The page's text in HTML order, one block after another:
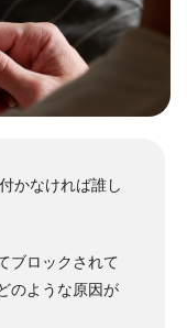
かなければ誰し
ブロックされて
のような原因が